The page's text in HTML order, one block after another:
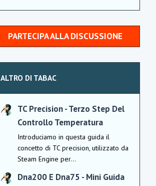
PARTECIPA ALLA DISCUSSIONE
ALTRO DI TABAC
TC Precision - Terzo Step Del
Controllo Temperatura
Introduciamo in questa guida il
concetto di TC precision, utilizzato da
Steam Engine per...
Dna200 E Dna75 - Mini Guida